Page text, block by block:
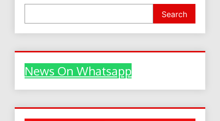
Search
News On Whatsapp